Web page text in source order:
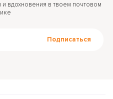
Подписаться
вдохновения в твоем почтовом